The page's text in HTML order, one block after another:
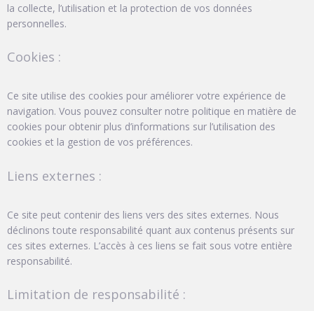
la collecte, l’utilisation et la protection de vos données
personnelles.
Cookies :
Ce site utilise des cookies pour améliorer votre expérience de
navigation. Vous pouvez consulter notre politique en matière de
cookies pour obtenir plus d’informations sur l’utilisation des
cookies et la gestion de vos préférences.
Liens externes :
Ce site peut contenir des liens vers des sites externes. Nous
déclinons toute responsabilité quant aux contenus présents sur
ces sites externes. L’accès à ces liens se fait sous votre entière
responsabilité.
Limitation de responsabilité :